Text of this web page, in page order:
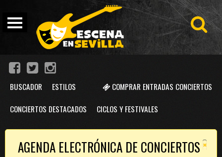
COMPRAR ENTRADAS CONCIERTOS
BUSCADOR ESTILOS
CONCIERTOS DESTACADOS CICLOS Y FESTIVALES
×
AGENDA ELECTRÓNICA DE CONCIERTOS